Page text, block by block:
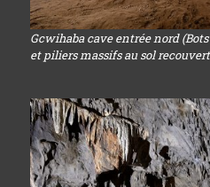
Gcwihaba cave entrée nord
et piliers massifs au sol